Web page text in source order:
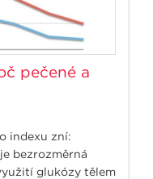
pečené a
indexu zní:
bezrozměrná
glukózy tělem